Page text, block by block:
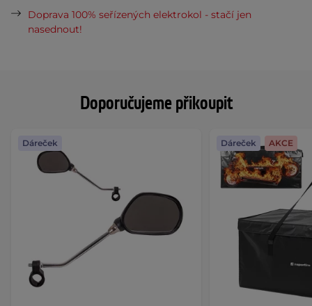
Doporučujeme přikoupit
Dáreček Dáreček AKCE
Doprava 100% seřízených elektrokol - stačí jen
nasednout!